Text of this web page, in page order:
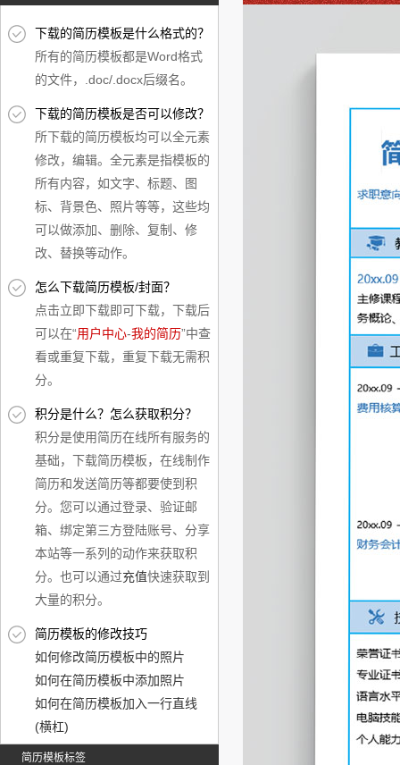
下载的简历模板是什么格式的？
所有的简历模板都是Word格式
的文件，.doc/.docx后缀名。
下载的简历模板是否可以修改？
所下载的简历模板均可以全元素
修改，编辑。全元素是指模板的
所有内容，如文字、标题、图
标、背景色、照片等等，这些均
可以做添加、删除、复制、修
改、替换等动作。
怎么下载简历模板/封面？
点击立即下载即可下载，下载后
可以在“用户中心-我的简历”中查
看或重复下载，重复下载无需积
分。
积分是什么？怎么获取积分？
积分是使用简历在线所有服务的
基础，下载简历模板，在线制作
简历和发送简历等都要使到积
分。您可以通过登录、验证邮
箱、绑定第三方登陆账号、分享
本站等一系列的动作来获取积
分。也可以通过充值快速获取到
大量的积分。
简历模板的修改技巧
如何修改简历模板中的照片
如何在简历模板中添加照片
如何在简历模板加入一行直线
(横杠)
简历模板标签